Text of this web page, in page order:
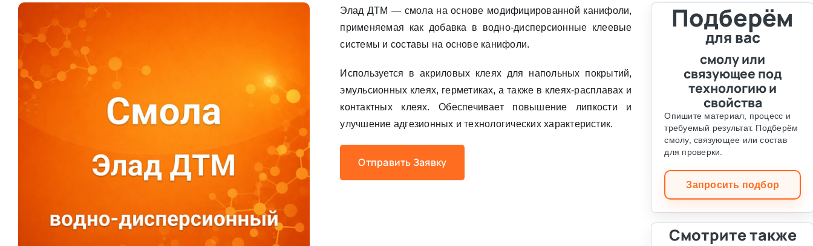
Элад ДТМ — смола на основе модифицированной канифоли,
применяемая как добавка в водно-дисперсионные клеевые
системы и составы на основе канифоли.
Используется в акриловых клеях для напольных покрытий,
эмульсионных клеях, герметиках, а также в клеях-расплавах и
контактных клеях. Обеспечивает повышение липкости и
улучшение адгезионных и технологических характеристик.
Отправить Заявку
Подберём
для вас
смолу или
связующее под
технологию и
свойства
Опишите материал, процесс и
требуемый результат. Подберём
смолу, связующее или состав
для проверки.
Запросить подбор
Смотрите также